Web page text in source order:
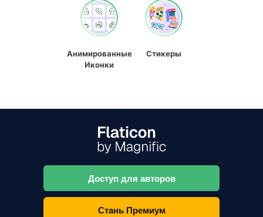
Анимированные
Иконки
Стикеры
Доступ для авторов
Стань Премиум